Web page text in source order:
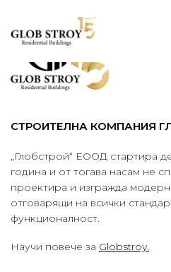
СТРОИТЕЛНА КОМПАНИЯ
„Глобстрой“ ЕООД стартира
година и от тогава насам не
проектира и изгражда
отговарящи на всички
функционалност.
Научи повече за Globstroy.